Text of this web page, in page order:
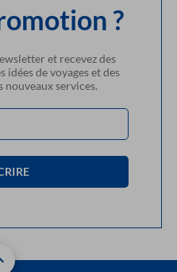
?
et recevez des
idées de voyages et des
services.